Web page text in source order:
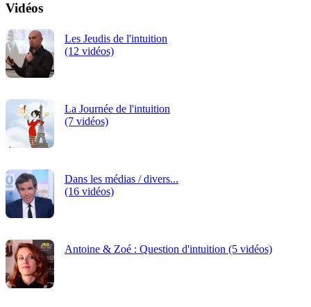
Vidéos
Les Jeudis de l'intuition
(12 vidéos)
La Journée de l'intuition
(7 vidéos)
Dans les médias / divers...
(16 vidéos)
Antoine & Zoé : Question d'intuition (5 vidéos)